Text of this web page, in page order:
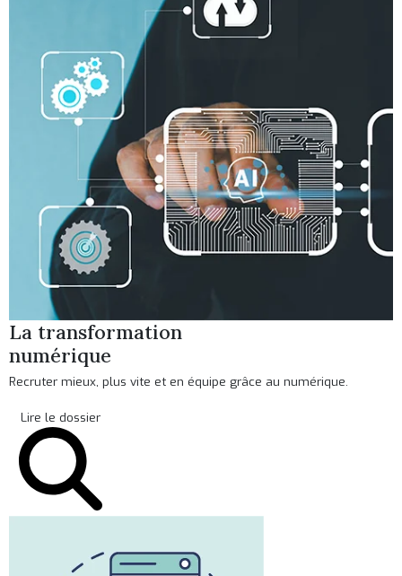
La transformation
numérique
Recruter mieux, plus vite et en équipe grâce au numérique.
Lire le dossier